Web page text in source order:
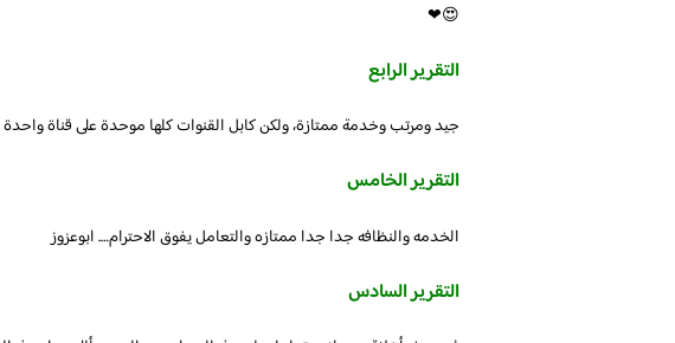
😍❤
التقرير الرابع
جيد ومرتب وخدمة ممتازة، ولكن كابل القنوات كلها موحدة على قناة
التقرير الخامس
الخدمه والنظافه جدا جدا ممتازه والتعامل يفوق الاحترام…. ابوعزوز
التقرير السادس